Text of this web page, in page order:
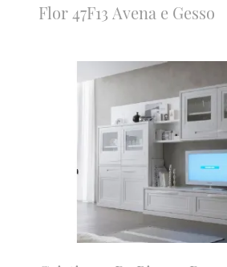
Flor 47F13 Avena e Gesso